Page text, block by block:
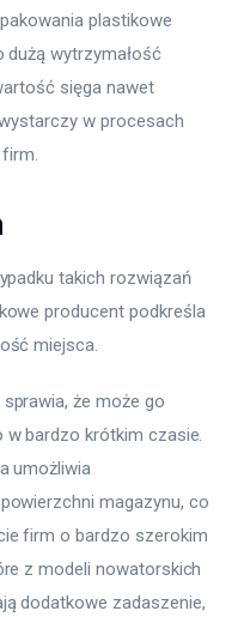
plastikowe
dużą wytrzymałość
sięga nawet
w procesach
takich rozwiązań
producent podkreśla
miejsca.
że może go
bardzo krótkim czasie.
umożliwia
magazynu, co
firm o bardzo szerokim
z modeli nowatorskich
dodatkowe zadaszenie,